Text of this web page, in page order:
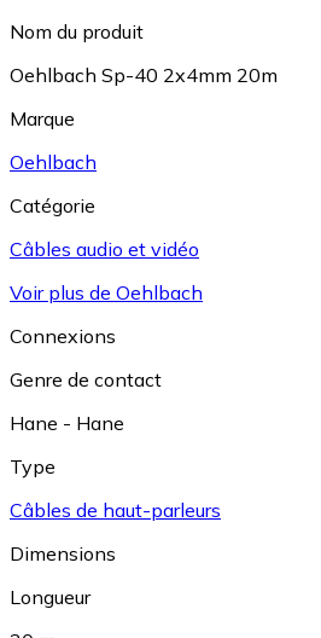
Nom du produit
Oehlbach Sp-40 2x4mm 20m
Marque
Oehlbach
Catégorie
Câbles audio et vidéo
Voir plus de Oehlbach
Connexions
Genre de contact
Hane - Hane
Type
Câbles de haut-parleurs
Dimensions
Longueur